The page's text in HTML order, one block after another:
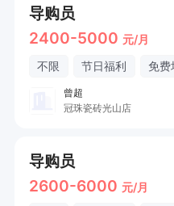
导购员
2400-5000 元/月
不限 节日福利 免费
曾超
冠珠瓷砖光山店
导购员
2600-6000 元/月